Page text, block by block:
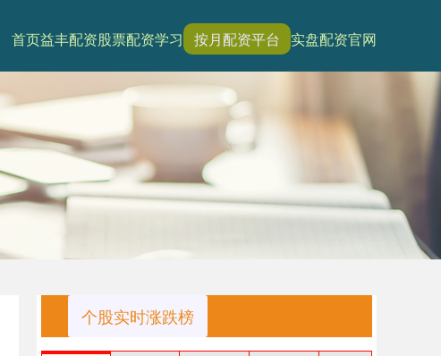
首页益丰配资股票配资学习 按月配资平台 实盘配资官网
个股实时涨跌榜